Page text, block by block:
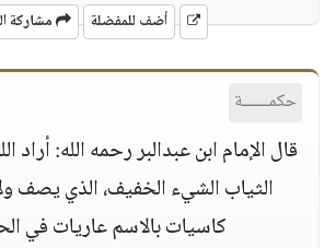
أضف للمفضلة مشاركة
حكمــــــة
قال الإمام ابن عبدالبر رحمه الله: أراد
الثياب الشيء الخفيف، الذي يصف
كاسيات بالاسم عاريات في